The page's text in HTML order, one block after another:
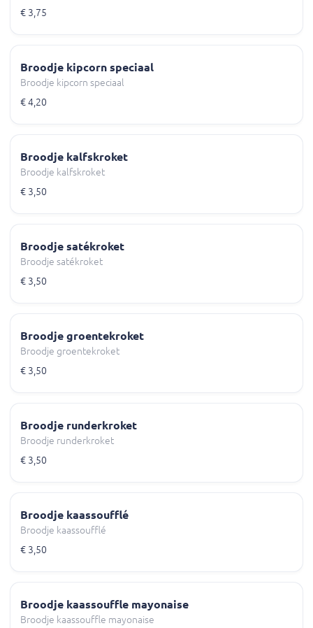
€ 3,75
Broodje kipcorn speciaal
Broodje kipcorn speciaal
€ 4,20
Broodje kalfskroket
Broodje kalfskroket
€ 3,50
Broodje satékroket
Broodje satékroket
€ 3,50
Broodje groentekroket
Broodje groentekroket
€ 3,50
Broodje runderkroket
Broodje runderkroket
€ 3,50
Broodje kaassoufflé
Broodje kaassoufflé
€ 3,50
Broodje kaassouffle mayonaise
Broodje kaassouffle mayonaise